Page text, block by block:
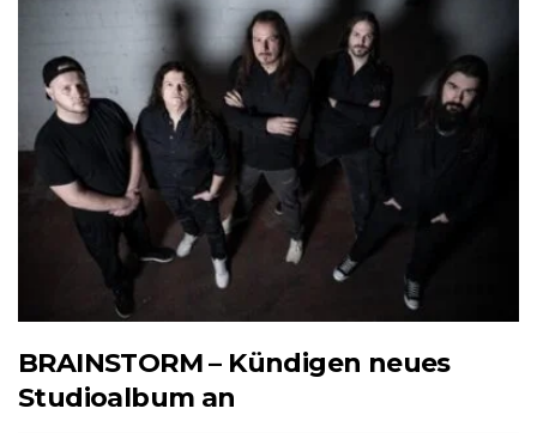
BRAINSTORM – Kündigen neues
Studioalbum an